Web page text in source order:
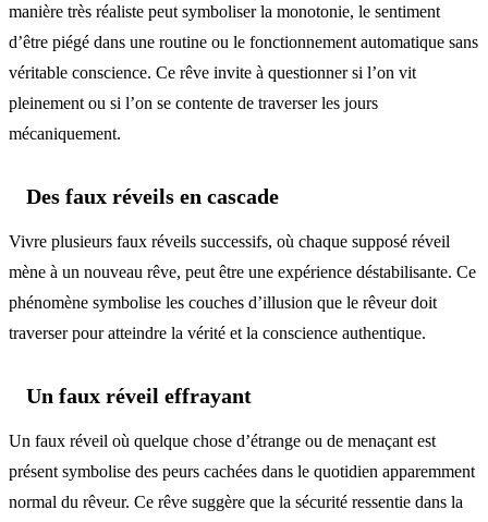
manière très réaliste peut symboliser la monotonie, le sentiment
d’être piégé dans une routine ou le fonctionnement automatique sans
véritable conscience. Ce rêve invite à questionner si l’on vit
pleinement ou si l’on se contente de traverser les jours
mécaniquement.
Des faux réveils en cascade
Vivre plusieurs faux réveils successifs, où chaque supposé réveil
mène à un nouveau rêve, peut être une expérience déstabilisante. Ce
phénomène symbolise les couches d’illusion que le rêveur doit
traverser pour atteindre la vérité et la conscience authentique.
Un faux réveil effrayant
Un faux réveil où quelque chose d’étrange ou de menaçant est
présent symbolise des peurs cachées dans le quotidien apparemment
normal du rêveur. Ce rêve suggère que la sécurité ressentie dans la